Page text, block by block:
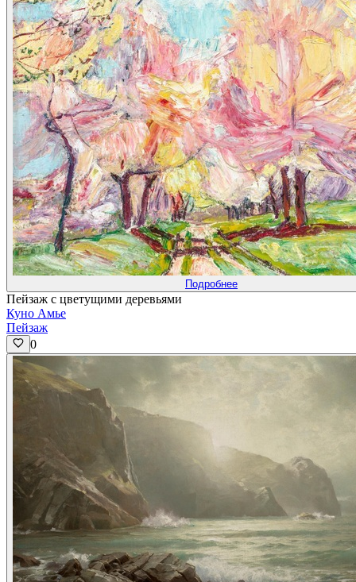
Подробнее
Пейзаж с цветущими деревьями
Куно Амье
Пейзаж
0